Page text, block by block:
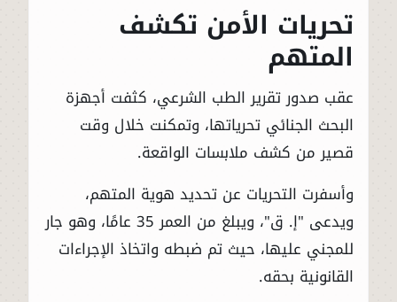
تحريات الأمن تكشف
المتهم
عقب صدور تقرير الطب الشرعي، كثفت أجهزة
البحث الجنائي تحرياتها، وتمكنت خلال وقت
قصير من كشف ملابسات الواقعة.
وأسفرت التحريات عن تحديد هوية المتهم،
ويدعى "إ. ق"، ويبلغ من العمر 35 عامًا، وهو جار
للمجني عليها، حيث تم ضبطه واتخاذ الإجراءات
القانونية بحقه.